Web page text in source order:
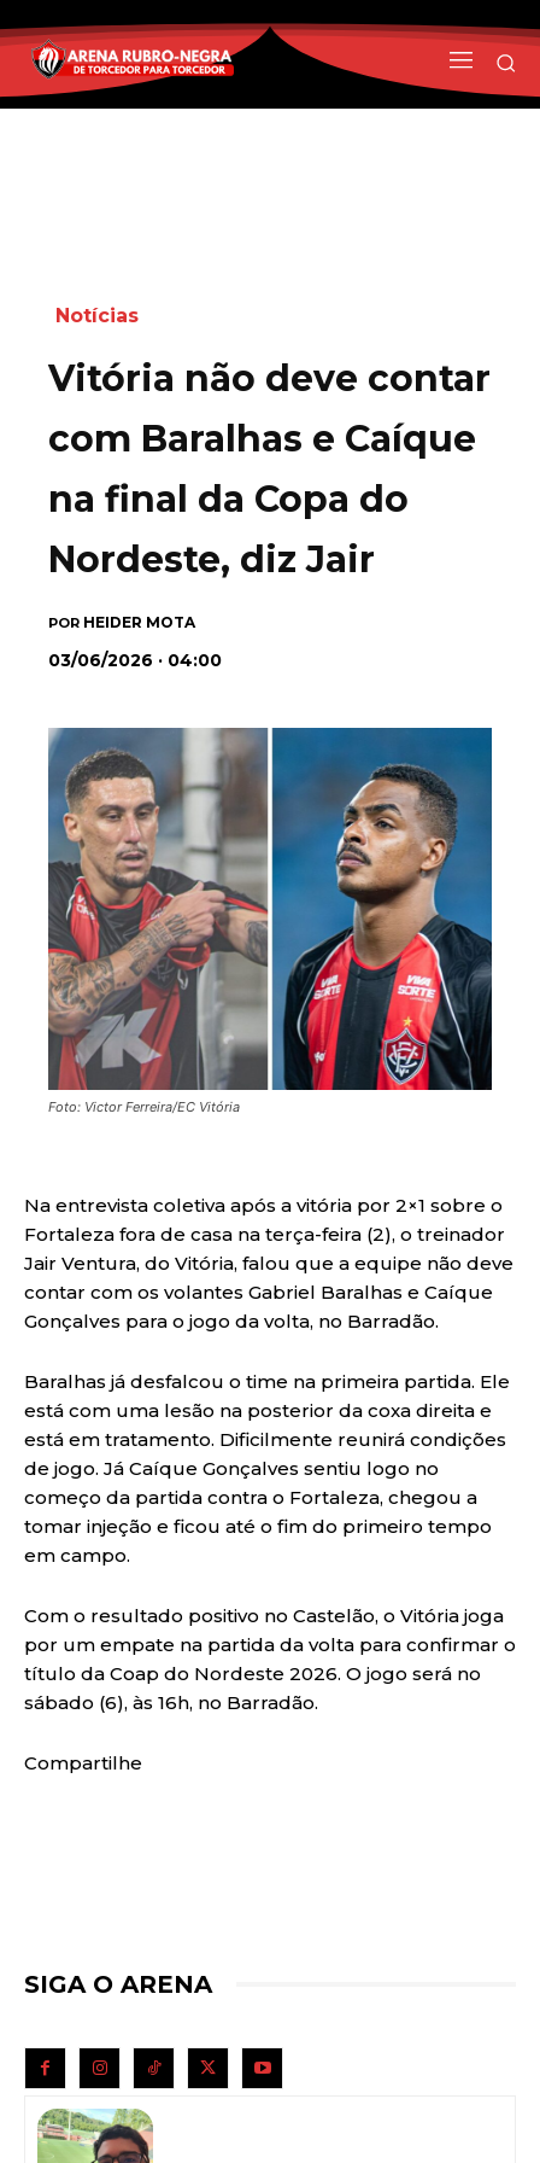
Notícias
Vitória não deve contar
com Baralhas e Caíque
na final da Copa do
Nordeste, diz Jair
POR HEIDER MOTA
03/06/2026 · 04:00
Foto: Victor Ferreira/EC Vitória
Na entrevista coletiva após a vitória por 2×1 sobre o
Fortaleza fora de casa na terça-feira (2), o treinador
Jair Ventura, do Vitória, falou que a equipe não deve
contar com os volantes Gabriel Baralhas e Caíque
Gonçalves para o jogo da volta, no Barradão.
Baralhas já desfalcou o time na primeira partida. Ele
está com uma lesão na posterior da coxa direita e
está em tratamento. Dificilmente reunirá condições
de jogo. Já Caíque Gonçalves sentiu logo no
começo da partida contra o Fortaleza, chegou a
tomar injeção e ficou até o fim do primeiro tempo
em campo.
Com o resultado positivo no Castelão, o Vitória joga
por um empate na partida da volta para confirmar o
título da Coap do Nordeste 2026. O jogo será no
sábado (6), às 16h, no Barradão.
Compartilhe
SIGA O ARENA